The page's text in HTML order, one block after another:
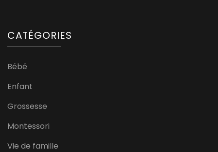
CATÉGORIES
Bébé
Enfant
Grossesse
Montessori
Vie de famille